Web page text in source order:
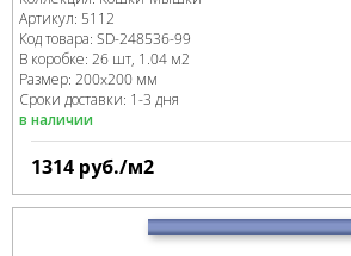
Артикул: 5112
Код товара: SD-248536-99
В коробке: 26 шт, 1.04 м2
Размер: 200x200 мм
Сроки доставки: 1-3 дня
в наличии
1314 руб./м2